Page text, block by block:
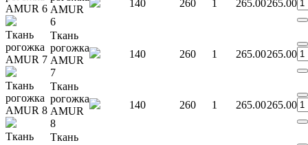
AMUR 6 AMUR
6
140 260 1 265.00265.00
Ткань
рогожка
AMUR 7
Ткань
рогожка
AMUR
7
140 260 1 265.00265.00
Ткань
рогожка
AMUR 8
Ткань
рогожка
AMUR
8
140 260 1 265.00265.00
Ткань
Ткань